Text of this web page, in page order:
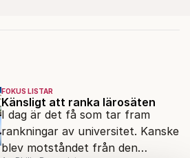
FOKUS LISTAR
Känsligt att ranka lärosäten
I dag är det få som tar fram
rankningar av universitet. Kanske
blev motståndet från den